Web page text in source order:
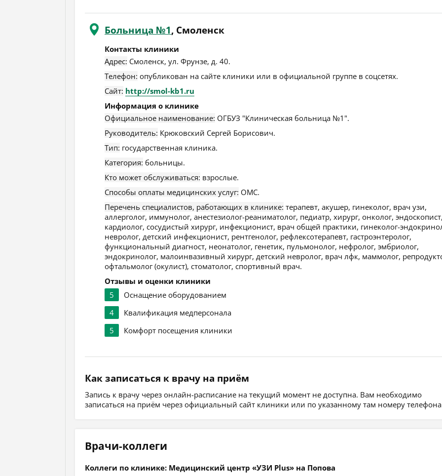
Больница №1, Смоленск
Контакты клиники
Адрес: Смоленск, ул. Фрунзе, д. 40.
Телефон: опубликован на сайте клиники или в официальной группе в соцсетях.
Сайт: http://smol-kb1.ru
Информация о клинике
Официальное наименование: ОГБУЗ "Клиническая больница №1".
Руководитель: Крюковский Сергей Борисович.
Тип: государственная клиника.
Категория: больницы.
Кто может обслуживаться: взрослые.
Способы оплаты медицинских услуг: ОМС.
Перечень специалистов, работающих в клинике: терапевт, акушер, гинеколог, врач узи,
аллерголог, иммунолог, анестезиолог-реаниматолог, педиатр, хирург, онколог,
кардиолог, сосудистый хирург, инфекционист, врач общей практики, гинеколог-
невролог, детский инфекционист, рентгенолог, рефлексотерапевт, гастроэнтеролог,
функциональный диагност, неонатолог, генетик, пульмонолог, нефролог, эмбриолог,
эндокринолог, малоинвазивный хирург, детский невролог, врач лфк, маммолог,
офтальмолог (окулист), стоматолог, спортивный врач.
Отзывы и оценки клиники
5
Оснащение оборудованием
4
Квалификация медперсонала
5
Комфорт посещения клиники
Как записаться к врачу на приём
Запись к врачу через онлайн-расписание на текущий момент не доступна. Вам необходимо
записаться на приём через официальный сайт клиники или по указанному там номеру
Врачи-коллеги
Коллеги по клинике: Медицинский центр «УЗИ Plus» на Попова